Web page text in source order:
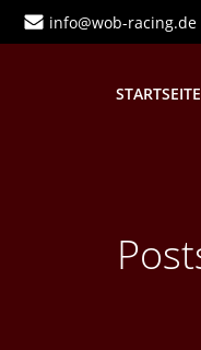
info@wob-racing.de
STARTSEITE